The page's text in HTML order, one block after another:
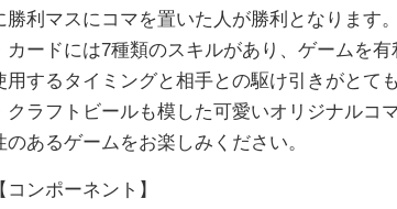
勝利マスにコマを置いた人が勝利となります。
カードには7種類のスキルがあり、ゲームを
用するタイミングと相手との駆け引きがとて
クラフトビールも模した可愛いオリジナルコ
のあるゲームをお楽しみください。
コンポーネント】